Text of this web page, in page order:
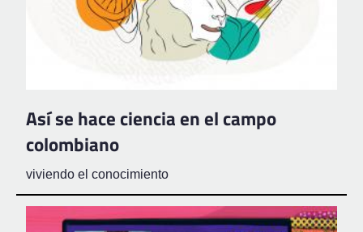
Así se hace ciencia en el campo
colombiano
viviendo el conocimiento